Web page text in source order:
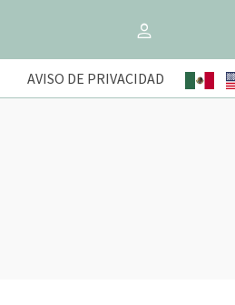
AVISO DE PRIVACIDAD